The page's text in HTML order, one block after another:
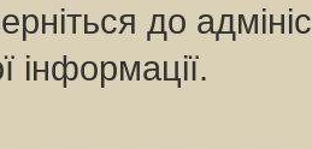
до
інформації.